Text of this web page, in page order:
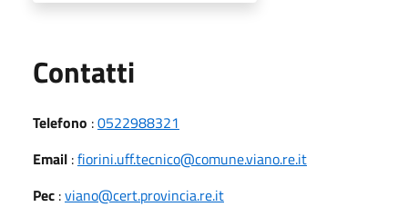
Contatti
Telefono :0522988321
Email :fiorini.uff.tecnico@comune.viano.re.it
Pec :viano@cert.provincia.re.it